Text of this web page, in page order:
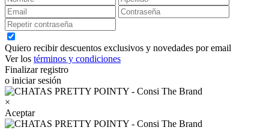
Quiero recibir descuentos exclusivos y novedades por email
Ver los términos y condiciones
Finalizar registro
o iniciar sesión
×
Aceptar